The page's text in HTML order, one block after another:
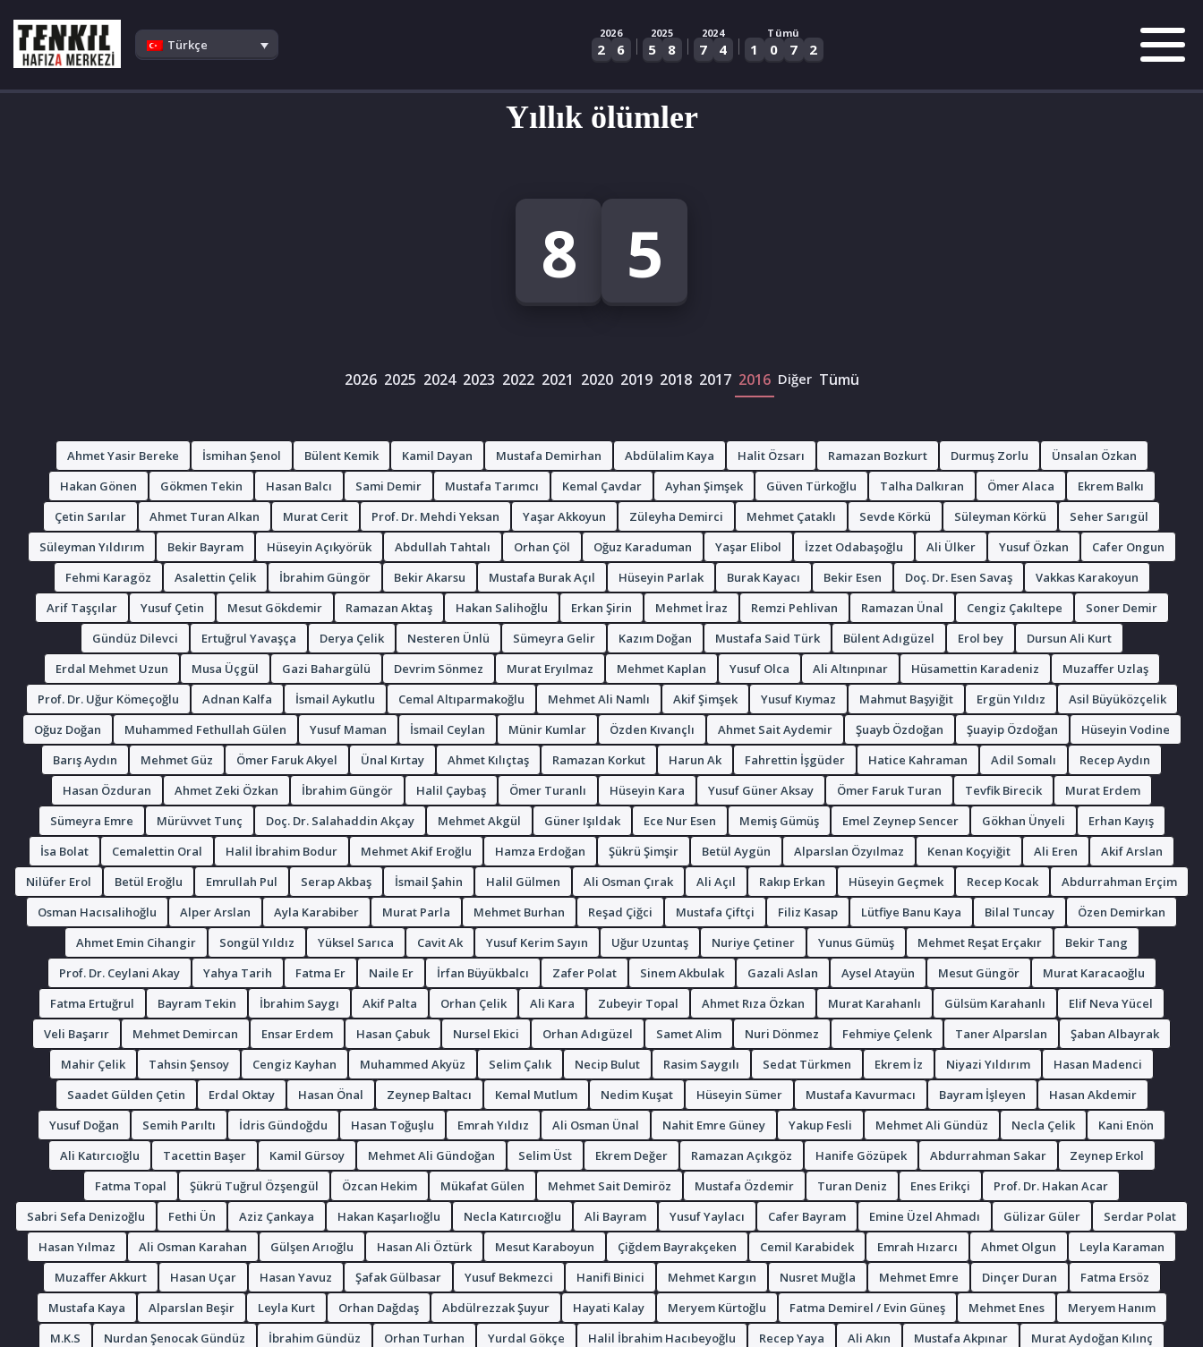
content
Türkçe
2026
2 6 |
2025
5 8 |
2024
7 4 |
Tümü
1 0 7 2
Yıllık ölümler
8 5
2026 2025 2024 2023 2022 2021 2020 2019 2018 2017 2016 Diğer Tümü
kayıtlar
vurgulanmıştır.
Ahmet Yasir Bereke İsmihan Şenol Bülent Kemik Kamil Dayan Mustafa Demirhan Abdülalim Kaya Halit Özsarı Ramazan Bozkurt Durmuş Zorlu
Ünsalan Özkan
Hakan Gönen
Gökmen Tekin Hasan Balcı Sami Demir Mustafa Tarımcı Kemal Çavdar Ayhan Şimşek Güven Türkoğlu Talha Dalkıran Ömer Alaca
Ekrem Balkı
Çetin Sarılar
Ahmet Turan Alkan Murat Cerit Prof. Dr. Mehdi Yeksan Yaşar Akkoyun Züleyha Demirci Mehmet Çataklı Sevde Körkü Süleyman Körkü
Seher Sarıgül
Süleyman Yıldırım
Bekir Bayram Hüseyin Açıkyörük Abdullah Tahtalı Orhan Çöl Oğuz Karaduman Yaşar Elibol İzzet Odabaşoğlu Ali Ülker Yusuf Özkan
Cafer Ongun
Fehmi Karagöz
Asalettin Çelik İbrahim Güngör Bekir Akarsu Mustafa Burak Açıl Hüseyin Parlak Burak Kayacı Bekir Esen Doç. Dr. Esen Savaş
Vakkas Karakoyun
Arif Taşçılar
Yusuf Çetin Mesut Gökdemir Ramazan Aktaş Hakan Salihoğlu Erkan Şirin Mehmet İraz Remzi Pehlivan Ramazan Ünal Cengiz Çakıltepe
Soner Demir
Gündüz Dilevci
Ertuğrul Yavaşça Derya Çelik Nesteren Ünlü Sümeyra Gelir Kazım Doğan Mustafa Said Türk Bülent Adıgüzel Erol bey
Dursun Ali Kurt
Erdal Mehmet Uzun
Musa Üçgül Gazi Bahargülü Devrim Sönmez Murat Eryılmaz Mehmet Kaplan Yusuf Olca Ali Altınpınar Hüsamettin Karadeniz
Muzaffer Uzlaş
Prof. Dr. Uğur Kömeçoğlu
Adnan Kalfa İsmail Aykutlu Cemal Altıparmakoğlu Mehmet Ali Namlı Akif Şimşek Yusuf Kıymaz Mahmut Başyiğit Ergün Yıldız
Asil Büyüközçelik
Oğuz Doğan
Muhammed Fethullah Gülen Yusuf Maman İsmail Ceylan Münir Kumlar Özden Kıvançlı Ahmet Sait Aydemir Şuayb Özdoğan Şuayip Özdoğan
Hüseyin Vodine
Barış Aydın
Mehmet Güz Ömer Faruk Akyel Ünal Kırtay Ahmet Kılıçtaş Ramazan Korkut Harun Ak Fahrettin İşgüder Hatice Kahraman Adil Somalı
Recep Aydın
Hasan Özduran
Ahmet Zeki Özkan İbrahim Güngör Halil Çaybaş Ömer Turanlı Hüseyin Kara Yusuf Güner Aksay Ömer Faruk Turan Tevfik Birecik
Murat Erdem
Sümeyra Emre
Mürüvvet Tunç Doç. Dr. Salahaddin Akçay Mehmet Akgül Güner Işıldak Ece Nur Esen Memiş Gümüş Emel Zeynep Sencer Gökhan Ünyeli
Erhan Kayış
İsa Bolat
Cemalettin Oral Halil İbrahim Bodur Mehmet Akif Eroğlu Hamza Erdoğan Şükrü Şimşir Betül Aygün Alparslan Özyılmaz Kenan Koçyiğit Ali Eren
Akif Arslan
Nilüfer Erol
Betül Eroğlu Emrullah Pul Serap Akbaş İsmail Şahin Halil Gülmen Ali Osman Çırak Ali Açıl Rakıp Erkan Hüseyin Geçmek Recep Kocak
Abdurrahman Erçim
Osman Hacısalihoğlu
Alper Arslan Ayla Karabiber Murat Parla Mehmet Burhan Reşad Çiğci Mustafa Çiftçi Filiz Kasap Lütfiye Banu Kaya Bilal Tuncay
Özen Demirkan
Ahmet Emin Cihangir
Songül Yıldız Yüksel Sarıca Cavit Ak Yusuf Kerim Sayın Uğur Uzuntaş Nuriye Çetiner Yunus Gümüş Mehmet Reşat Erçakır
Bekir Tang
Prof. Dr. Ceylani Akay
Yahya Tarih Fatma Er Naile Er İrfan Büyükbalcı Zafer Polat Sinem Akbulak Gazali Aslan Aysel Atayün Mesut Güngör
Murat Karacaoğlu
Fatma Ertuğrul
Bayram Tekin İbrahim Saygı Akif Palta Orhan Çelik Ali Kara Zubeyir Topal Ahmet Rıza Özkan Murat Karahanlı Gülsüm Karahanlı
Elif Neva Yücel
Veli Başarır
Mehmet Demircan Ensar Erdem Hasan Çabuk Nursel Ekici Orhan Adıgüzel Samet Alim Nuri Dönmez Fehmiye Çelenk Taner Alparslan
Şaban Albayrak
Mahir Çelik
Tahsin Şensoy Cengiz Kayhan Muhammed Akyüz Selim Çalık Necip Bulut Rasim Saygılı Sedat Türkmen Ekrem İz Niyazi Yıldırım
Hasan Madenci
Saadet Gülden Çetin
Erdal Oktay Hasan Önal Zeynep Baltacı Kemal Mutlum Nedim Kuşat Hüseyin Sümer Mustafa Kavurmacı Bayram İşleyen
Hasan Akdemir
Yusuf Doğan
Semih Parıltı İdris Gündoğdu Hasan Toğuşlu Emrah Yıldız Ali Osman Ünal Nahit Emre Güney Yakup Fesli Mehmet Ali Gündüz Necla Çelik
Kani Enön
Ali Katırcıoğlu
Tacettin Başer Kamil Gürsoy Mehmet Ali Gündoğan Selim Üst Ekrem Değer Ramazan Açıkgöz Hanife Gözüpek Abdurrahman Sakar
Zeynep Erkol
Fatma Topal
Şükrü Tuğrul Özşengül Özcan Hekim Mükafat Gülen Mehmet Sait Demiröz Mustafa Özdemir Turan Deniz Enes Erikçi
Prof. Dr. Hakan Acar
Sabri Sefa Denizoğlu
Fethi Ün Aziz Çankaya Hakan Kaşarlıoğlu Necla Katırcıoğlu Ali Bayram Yusuf Yaylacı Cafer Bayram Emine Üzel Ahmadı Gülizar Güler
Serdar Polat
Hasan Yılmaz
Ali Osman Karahan Gülşen Arıoğlu Hasan Ali Öztürk Mesut Karaboyun Çiğdem Bayrakçeken Cemil Karabidek Emrah Hızarcı Ahmet Olgun
Leyla Karaman
Muzaffer Akkurt
Hasan Uçar Hasan Yavuz Şafak Gülbasar Yusuf Bekmezci Hanifi Binici Mehmet Kargın Nusret Muğla Mehmet Emre Dinçer Duran
Fatma Ersöz
Mustafa Kaya
Alparslan Beşir Leyla Kurt Orhan Dağdaş Abdülrezzak Şuyur Hayati Kalay Meryem Kürtoğlu Fatma Demirel / Evin Güneş Mehmet Enes
Meryem Hanım
M.K.S
Nurdan Şenocak Gündüz İbrahim Gündüz Orhan Turhan Yurdal Gökçe Halil İbrahim Hacıbeyoğlu Recep Yaya Ali Akın Mustafa Akpınar
Murat Aydoğan Kılınç